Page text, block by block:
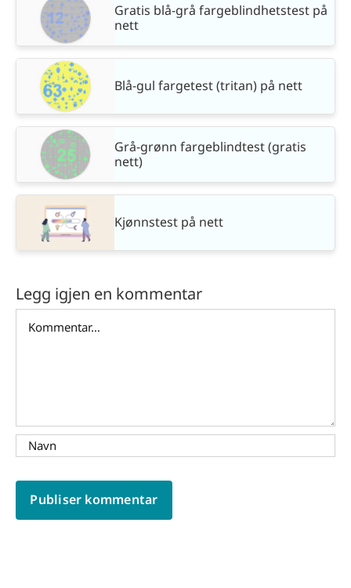
Gratis blå-grå fargeblindhetstest på
nett
Blå-gul fargetest (tritan) på nett
Grå-grønn fargeblindtest (gratis
nett)
Kjønnstest på nett
Legg igjen en kommentar